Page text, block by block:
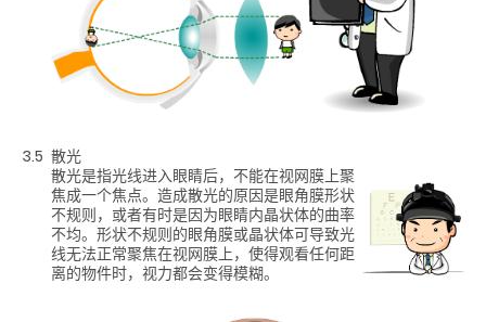
3.5 散光
散光是指光线进入眼睛后，不能在视网膜上聚
焦成一个焦点。造成散光的原因是眼角膜形状
不规则，或者有时是因为眼睛内晶状体的曲率
不均。形状不规则的眼角膜或晶状体可导致光
线无法正常聚焦在视网膜上，使得观看任何距
离的物件时，视力都会变得模糊。